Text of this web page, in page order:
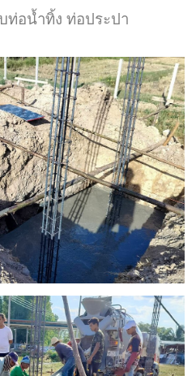
ท่อน้ำทิ้ง ท่อประปา